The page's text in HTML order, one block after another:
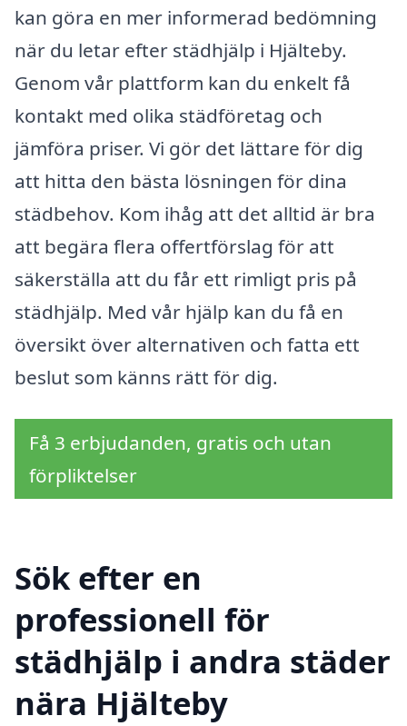
kan göra en mer informerad bedömning
när du letar efter städhjälp i Hjälteby.
Genom vår plattform kan du enkelt få
kontakt med olika städföretag och
jämföra priser. Vi gör det lättare för dig
att hitta den bästa lösningen för dina
städbehov. Kom ihåg att det alltid är bra
att begära flera offertförslag för att
säkerställa att du får ett rimligt pris på
städhjälp. Med vår hjälp kan du få en
översikt över alternativen och fatta ett
beslut som känns rätt för dig.
Få 3 erbjudanden, gratis och utan
förpliktelser
Sök efter en
professionell för
städhjälp i andra städer
nära Hjälteby